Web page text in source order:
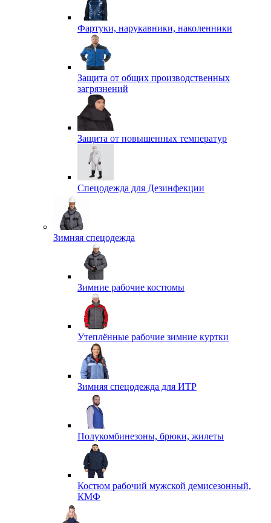
Фартуки, нарукавники, наколенники
Защита от общих производственных
загрязнений
Защита от повышенных температур
Спецодежда для Дезинфекции
Зимняя спецодежда
Зимние рабочие костюмы
Утеплённые рабочие зимние куртки
Зимняя спецодежда для ИТР
Полукомбинезоны, брюки, жилеты
Костюм рабочий мужской демисезонный,
КМФ